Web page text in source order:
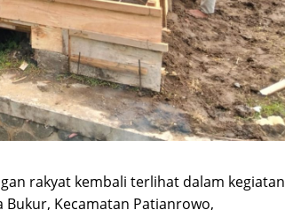
rakyat kembali terlihat dalam kegiatan
Kecamatan Patianrowo,